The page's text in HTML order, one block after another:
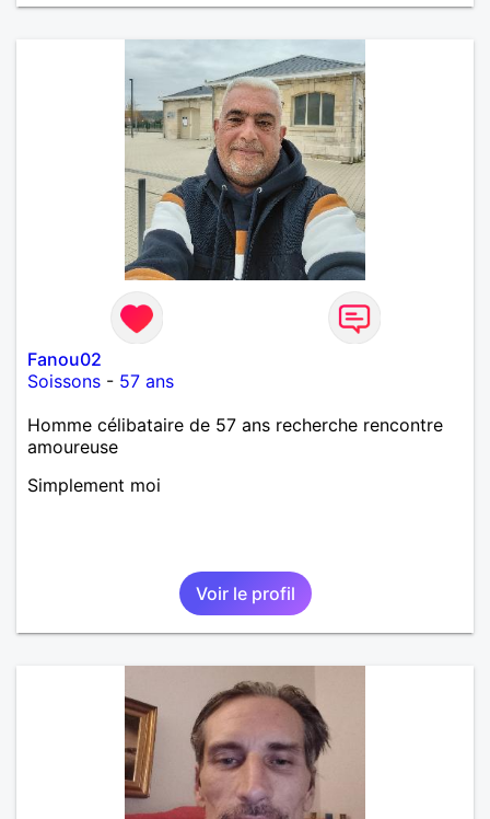
Fanou02
Soissons - 57 ans
Homme célibataire de 57 ans recherche rencontre
amoureuse
Simplement moi
Voir le profil